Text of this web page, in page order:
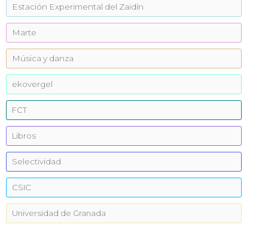
Estación Experimental del Zaidín
Marte
Música y danza
ekovergel
FCT
Libros
Selectividad
CSIC
Universidad de Granada